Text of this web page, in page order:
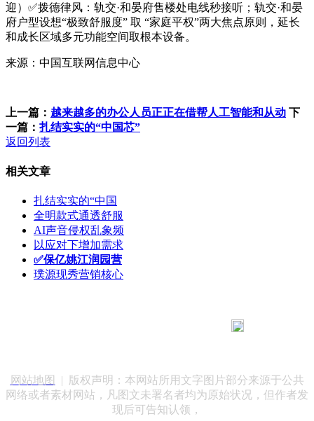
迎）✅拨德律风：轨交·和晏府售楼处电线秒接听；轨交·和晏
府户型设想“极致舒服度” 取 “家庭平权”两大焦点原则，延长
和成长区域多元功能空间取根本设备。
来源：中国互联网信息中心
上一篇： 越来越多的办公人员正正在借帮人工智能和从动 下
一篇： 扎结实实的“中国芯”
返回列表
相关文章
扎结实实的“中国
全明款式通透舒服
AI声音侵权乱象频
以应对下增加需求
✅保亿姚江润园营
璞源现秀营销核心
网站地图
| 版权声明：本网站所用文字图片部分来源于公共
网络或者素材网站，凡图文未署名者均为原始状况，但作者发
现后可告知认领，